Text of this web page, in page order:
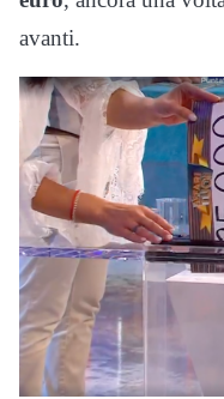
avanti.